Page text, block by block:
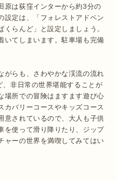
原は荻窪インターから約3分の
設定は、「フォレストアドベン
らんど」と設定しましょう。
いてしまいます。駐車場も完備
がらも、さわやかな渓流の流れ
非日常の世界堪能することが
場所での冒険はますます遊び心
カバリーコースやキッズコース
意されているので、大人も子供
を使って滑り降りたり、ジップ
ャーの世界を満喫してみてはい